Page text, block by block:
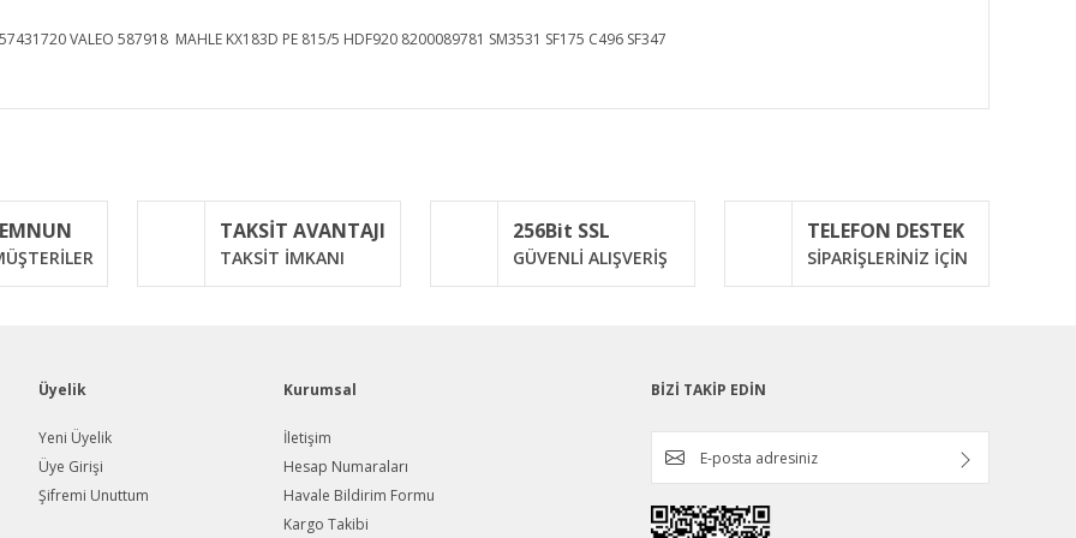
VALEO 587918 MAHLE KX183D PE 815/5 HDF920 8200089781 SM3531 SF175 C496 SF347
Yorum Yaz
Gönder
TAKSİT AVANTAJI
TAKSİT İMKANI
256Bit SSL
GÜVENLİ ALIŞVERİŞ
TELEFON DESTEK
SİPARİŞLERİNİZ İÇİN
Üyelik
Yeni Üyelik
Üye Girişi
Şifremi Unuttum
Kurumsal
İletişim
Hesap Numaraları
Havale Bildirim Formu
Kargo Takibi
BİZİ TAKİP EDİN